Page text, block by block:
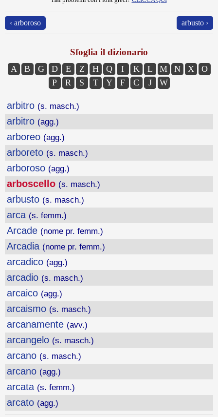
‹ arboroso arbusto ›
Sfoglia il dizionario
A B G D E Z H Q I K L M N X
O
P
R S T Y F C J W
arbitro (s. masch.)
arbitro (agg.)
arboreo (agg.)
arboreto (s. masch.)
arboroso (agg.)
arboscello (s. masch.)
arbusto (s. masch.)
arca (s. femm.)
Arcade (nome pr. femm.)
Arcadia (nome pr. femm.)
arcadico (agg.)
arcadio (s. masch.)
arcaico (agg.)
arcaismo (s. masch.)
arcanamente (avv.)
arcangelo (s. masch.)
arcano (s. masch.)
arcano (agg.)
arcata (s. femm.)
arcato (agg.)